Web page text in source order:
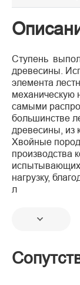
Ступень
древесины.
элемента
механическую
самыми
большинстве
древесины, из
Хвойные
производства
испытывающих
нагрузку,
л